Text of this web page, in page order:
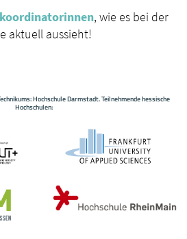
, wie es bei der
aktuell aussieht!
Hochschule Darmstadt. Teilnehmende hessische
Hochschulen: